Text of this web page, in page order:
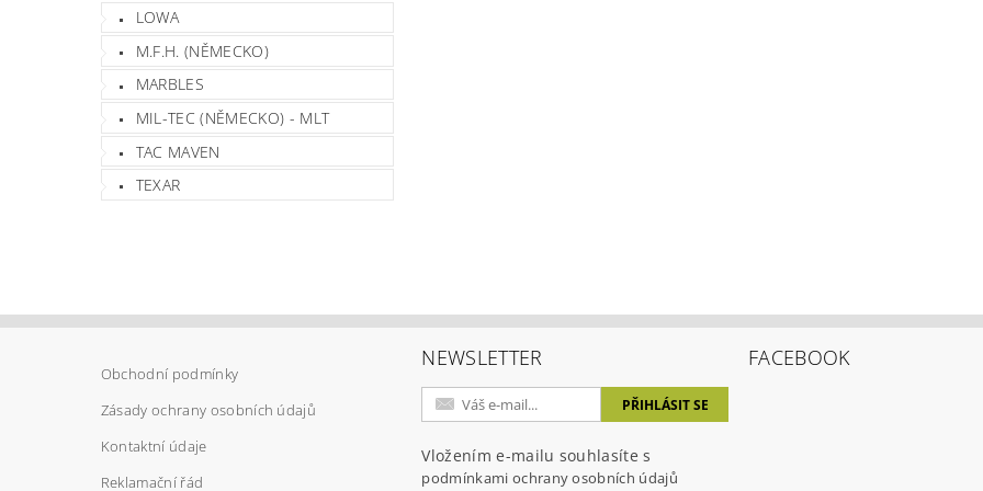
LOWA
M.F.H. (NĚMECKO)
MARBLES
MIL-TEC (NĚMECKO) - MLT
TAC MAVEN
TEXAR
Obchodní podmínky
Zásady ochrany osobních údajů
Kontaktní údaje
Reklamační řád
NEWSLETTER
Vložením e-mailu souhlasíte s
podmínkami ochrany osobních údajů
FACEBOOK